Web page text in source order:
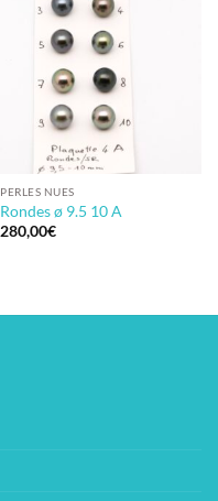
PERLES NUES
Rondes ø 9.5 10 A
280,00€